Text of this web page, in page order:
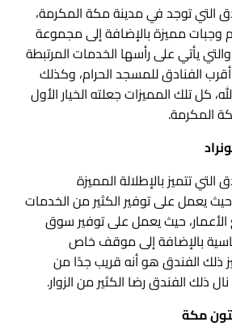
التي توجد في مدينة مكة المكرمة،
مميزة بالإضافة إلى مجموعة
يأتي على رأسها الخدمات المرتبطة
الفنادق للمسجد الحرام، وكذلك
كل تلك المميزات جعلته الخيار الأول
المكرمة.
تتميز بالإطلالة المميزة
حيث يعمل على توفير الكثير من الخدمات
حيث يعمل على توفير سوق
بالإضافة إلى موقف خاص
ذلك الفندق هو أنه قريب جدًا من
ذلك الفندق رضا الكثير من الزوار.